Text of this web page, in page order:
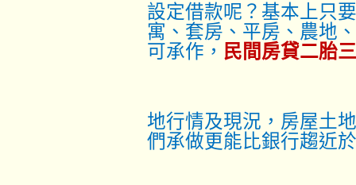
設定借款呢？基本上只
寓、套房、平房、農地
可承作， 民間房貸二胎
地行情及現況，房屋土
們承做更能比銀行趨近